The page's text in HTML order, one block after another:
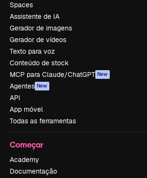
Spaces
Assistente de IA
Gerador de imagens
Gerador de vídeos
Texto para voz
Conteúdo de stock
MCP para Claude/ChatGPT New
Agentes New
API
App móvel
Todas as ferramentas
Começar
Academy
Documentação